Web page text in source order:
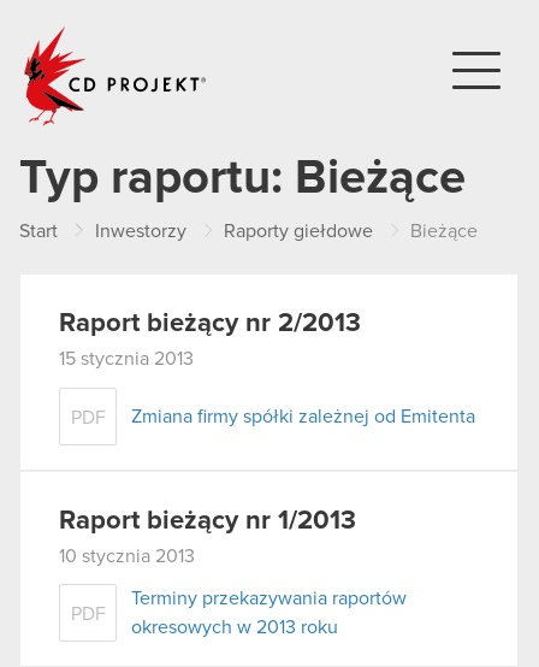
Typ raportu: Bieżące
Start Inwestorzy Raporty giełdowe Bieżące
Raport bieżący nr 2/2013
15 stycznia 2013
PDF Zmiana firmy spółki zależnej od Emitenta
Raport bieżący nr 1/2013
10 stycznia 2013
PDF
Terminy przekazywania raportów
okresowych w 2013 roku